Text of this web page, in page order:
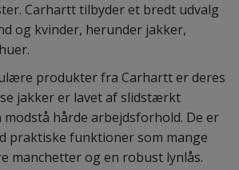
Carhartt tilbyder et bredt udvalg
og kvinder, herunder jakker,
produkter fra Carhartt er deres
jakker er lavet af slidstærkt
modstå hårde arbejdsforhold. De er
praktiske funktioner som mange
manchetter og en robust lynlås.